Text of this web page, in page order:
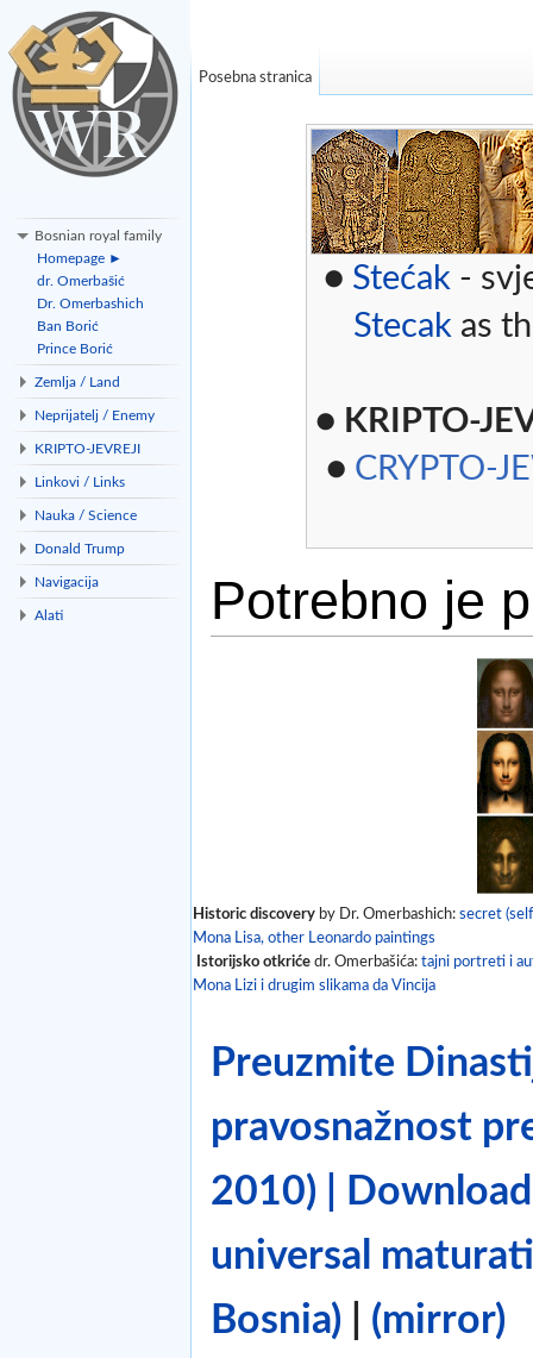
● Stećak -
Stecak as
● KRIPTO-
● CRYPTO-
Potrebno je
Historic discovery by Dr. Omerbashich:secret
Mona Lisa, other Leonardo paintings
Istorijsko otkriće dr. Omerbašića:tajni portreti i
Mona Lizi i drugim slikama da Vincija
Preuzmite
pravosnažnost
2010) |
universal
Bosnia)
(mirror)
Posebna stranica
Bosnian royal family
Homepage ►
dr. Omerbašić
Dr. Omerbashich
Ban Borić
Prince Borić
Zemlja / Land
Neprijatelj / Enemy
KRIPTO-JEVREJI
Linkovi / Links
Nauka / Science
Donald Trump
Navigacija
Alati